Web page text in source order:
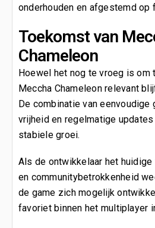
onderhouden en afgestemd op
Toekomst van
Chameleon
Hoewel het nog te vroeg is om
Meccha Chameleon relevant
De combinatie van eenvoudige
vrijheid en regelmatige
stabiele groei.
Als de ontwikkelaar het
en communitybetrokkenheid
de game zich mogelijk
favoriet binnen het multiplayer